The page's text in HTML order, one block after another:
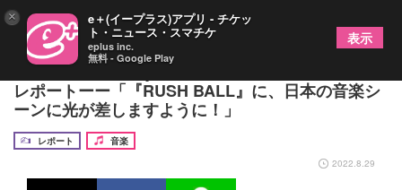
04 Limited Sazabys『RUSH BALL 2022』ライブ
レポートーー「『RUSH BALL』に、日本の音楽シ
ーンに光が差しますように！」
レポート
音楽
2022.8.29
× e＋(イープラス)アプリ - チケッ
ト・ニュース・スマチケ
eplus inc.
無料 - Google Play
表示